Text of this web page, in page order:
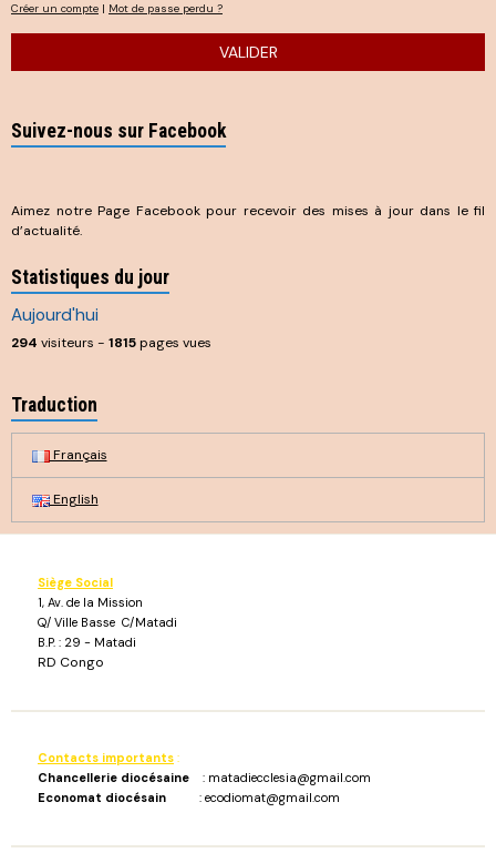
Créer un compte | Mot de passe perdu ?
VALIDER
Suivez-nous sur Facebook
Aimez notre Page Facebook pour recevoir des mises à jour dans le fil
d’actualité.
Statistiques du jour
Aujourd'hui
294 visiteurs - 1815pages vues
Traduction
Français
English
Siège Social
1, Av. de la Mission
Q/ Ville Basse C/Matadi
B.P. : 29 - Matadi
RD Congo
Contacts importants :
Chancellerie diocésaine : matadiecclesia@gmail.com
Economat diocésain : ecodiomat@gmail.com